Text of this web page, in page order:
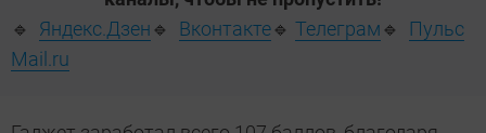
🔹 Яндекс.Дзен 🔹 Вконтакте🔹 Телеграм 🔹 Пульс
Mail.ru